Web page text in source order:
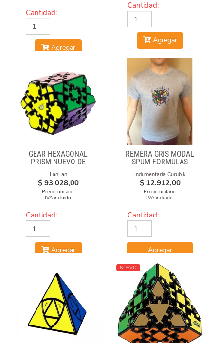
Cantidad:
Agregar
Cantidad:
Agregar
GEAR HEXAGONAL
PRISM NUEVO DE
LANLAN
LanLan
$ 93.028,00
Precio unitario.
IVA incluido.
Cantidad:
Agregar
REMERA GRIS MODAL
SPUM FORMULAS
Indumentaria Curubik
$ 12.912,00
Precio unitario.
IVA incluido.
Cantidad:
Agregar
NUEVO